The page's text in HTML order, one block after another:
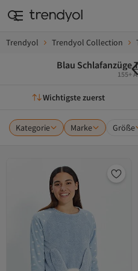
Trendyol Trendyol Collection
Blau Schlafanzüge
155+
Wichtigste zuerst
Kategorie Marke Größe